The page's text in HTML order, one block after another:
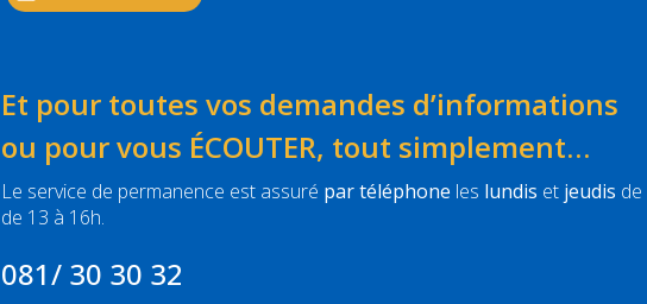
Et pour toutes vos demandes d’informations
ou pour vous ÉCOUTER, tout simplement…
Le service de permanence est assuré par téléphone les lundis et jeudis de
de 13 à 16h.
081/ 30 30 32